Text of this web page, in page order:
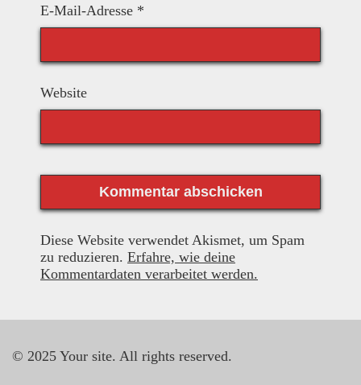
E-Mail-Adresse *
Website
Diese Website verwendet Akismet, um Spam
zu reduzieren. Erfahre, wie deine
Kommentardaten verarbeitet werden.
© 2025 Your site. All rights reserved.